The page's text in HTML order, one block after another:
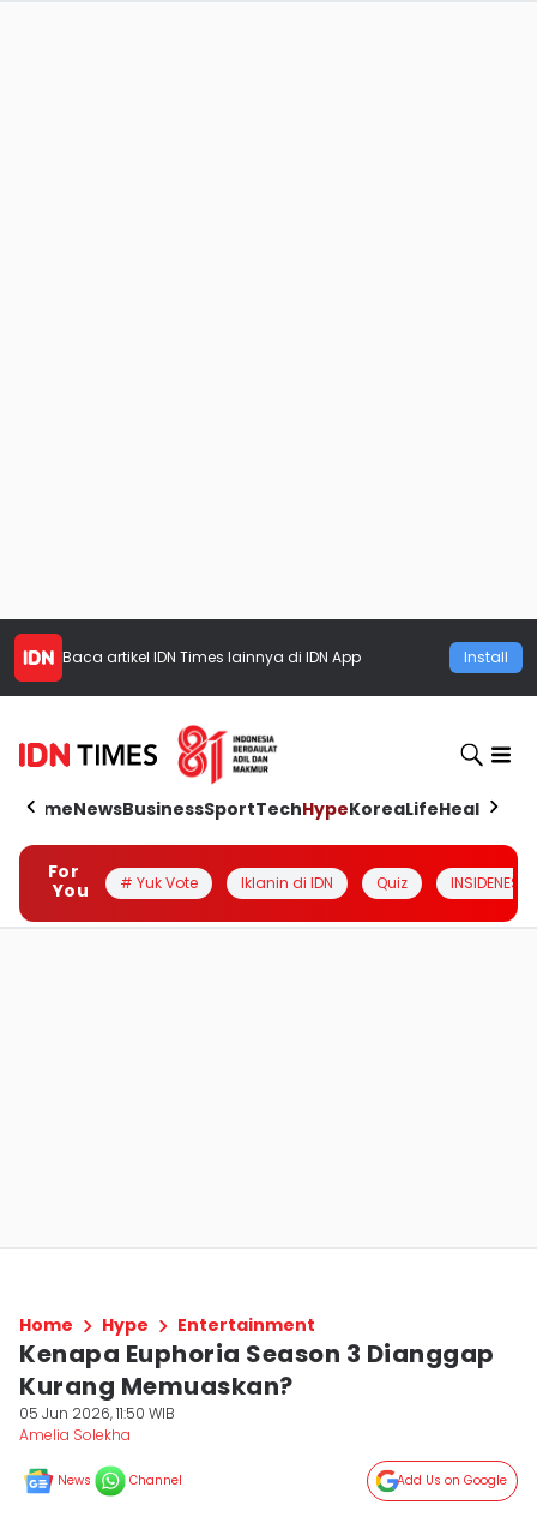
Baca artikel IDN Times lainnya di IDN App Install
HomeNewsBusinessSportTechHypeKoreaLifeHealth
For
You
# Yuk Vote Iklanin di IDN Quiz INSIDENESIA
Home Hype Entertainment
Kenapa Euphoria Season 3 Dianggap
Kurang Memuaskan?
05 Jun 2026, 11:50 WIB
Amelia Solekha
News Channel Add Us on Google